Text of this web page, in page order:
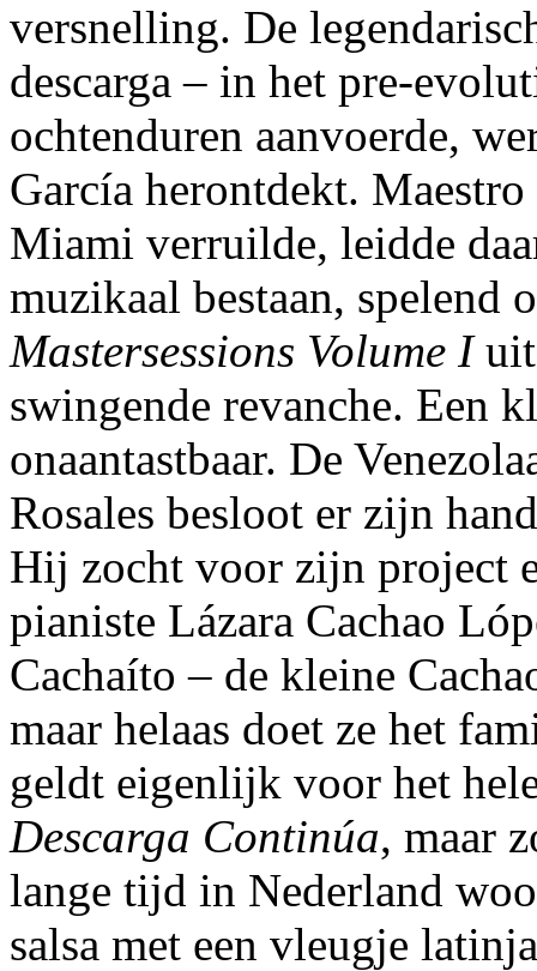
versnelling. De
descarga – in het pre-
ochtenduren aanvoerde,
García herontdekt.
Miami verruilde, leidde
muzikaal bestaan, spelend
Mastersessions Volume Iuit
swingende revanche. Een
onaantastbaar. De
Rosales besloot er zijn
Hij zocht voor zijn project
pianiste Lázara Cachao
Cachaíto – de kleine
maar helaas doet ze het
geldt eigenlijk voor het
Descarga Continúa, maar
lange tijd in Nederland
salsa met een vleugje